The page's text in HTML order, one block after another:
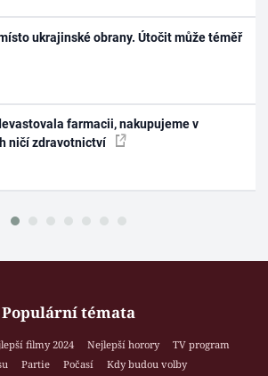
ukrajinské obrany. Útočit může téměř
farmacii, nakupujeme v
ničí zdravotnictví
Populární témata
filmy 2024 Nejlepší horory
TV program
Partie Počasí
Kdy budou volby